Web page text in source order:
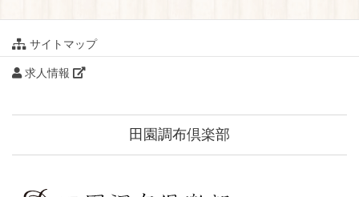
サイトマップ
求人情報
田園調布倶楽部